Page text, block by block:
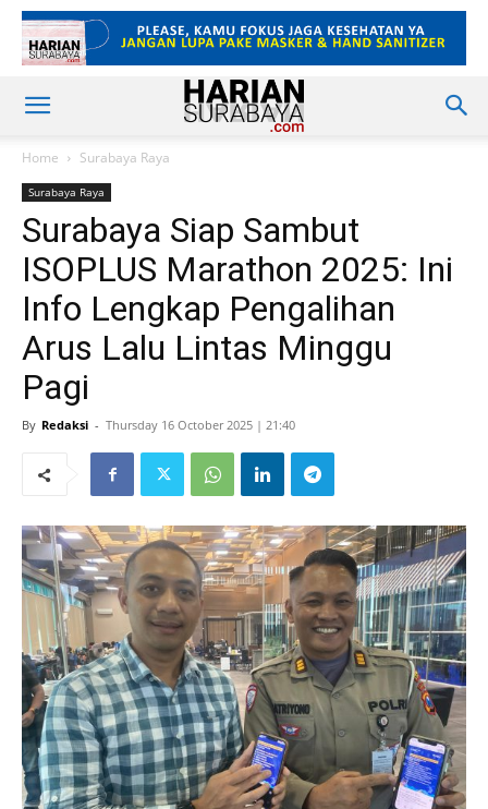
Home Surabaya Raya
Surabaya Raya
Surabaya Siap Sambut
ISOPLUS Marathon 2025: Ini
Info Lengkap Pengalihan
Arus Lalu Lintas Minggu
Pagi
By Redaksi - Thursday 16 October 2025 | 21:40